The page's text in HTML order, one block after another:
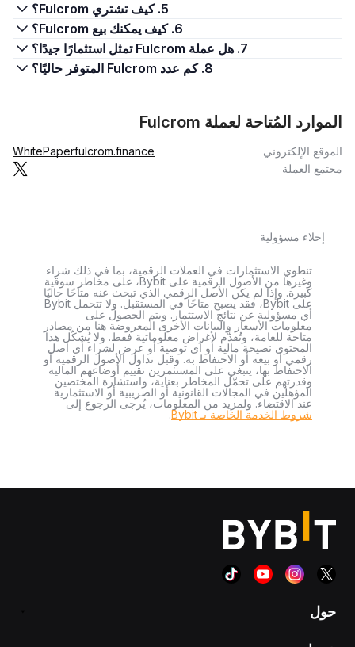
5. كيف تشتري Fulcrom؟
6. كيف يمكنك بيع Fulcrom؟
7. هل عملة Fulcrom تمثل استثمارًا جيدًا؟
8. كم عدد Fulcrom المتوفر حاليًا؟
الموارد المُتاحة لعملة Fulcrom
الموقع الإلكتروني fulcrom.finance
WhitePaper
مجتمع العملة
إخلاء مسؤولية
تنطوي الاستثمارات في العملات الرقمية، بما في ذلك شراء
وغيرها من الأصول الرقمية على Bybit، على مخاطر سوقية
كبيرة. وإذا لم يكن الأصل الرقمي الذي تبحث عنه متاحًا حاليًا
على Bybit، فقد يصبح متاحًا في المستقبل. ولا تتحمل Bybit
أي مسؤولية عن نتائج الاستثمار. ويتم الحصول على
معلومات الأسعار والبيانات الأخرى المعروضة هنا من مصادر
متاحة للعامة، وتُقدَّم لأغراض معلوماتية فقط. ولا يُشكّل هذا
المحتوى نصيحة مالية أو أي توصية أو عرض لشراء أي أصل
رقمي أو بيعه أو الاحتفاظ به. وقبل تداول الأصول الرقمية أو
الاحتفاظ بها، ينبغي على المستثمرين تقييم أوضاعهم المالية
وقدرتهم على تحمّل المخاطر بعناية، واستشارة المختصين
المؤهلين في المجالات القانونية أو الضريبية أو الاستثمارية
عند الاقتضاء. ولمزيد من المعلومات، يُرجى الرجوع إلى
شروط الخدمة الخاصة بـ Bybit
.
حول